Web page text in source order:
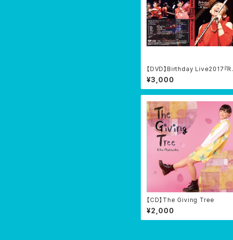
【DVD】Birthday Live2017『
Recollect at JzBrat』2017/0
4/15
¥3,000
【CD】The Giving Tree
¥2,000